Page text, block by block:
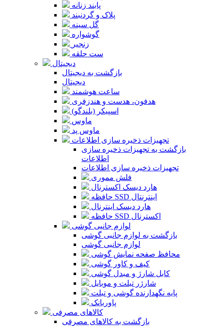
پابند زنانه
پلاک و گردنبند
گل سینه
گوشواره
زنجیر
ست حلقه
دیجیتال
بازگشت به دیجیتال
دیجیتال
ساعت هوشمند
هدفون، هدست و هندزفری
اسپیکر (بلندگو)
ماوس
ماوس پد
تجهیزات ذخیره سازی اطلاعات
بازگشت به تجهیزات ذخیره سازی
اطلاعات
تجهیزات ذخیره سازی اطلاعات
فلش مموری
هارد دیسک اکسترنال
حافظه SSD اینترنتال
هارد دیسک اینترنال
حافظه SSD اکسترنال
لوازم جانبی گوشی
بازگشت به لوازم جانبی گوشی
لوازم جانبی گوشی
محافظ صفحه نمایش گوشی
کیف و کاور گوشی
کابل شارژ و مبدل گوشی
شارژر تبلت و موبایل
پایه نگهدارنده گوشی و تبلت
پاوربانک
کالاهای مصرفی
بازگشت به کالاهای مصرفی